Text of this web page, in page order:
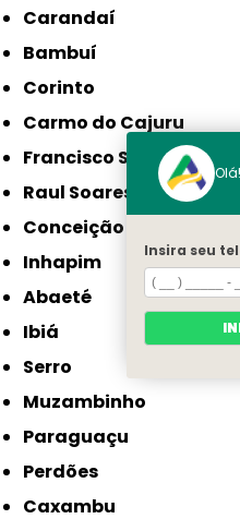
Carandaí
Bambuí
Corinto
Carmo do Cajuru
Francisco Sá
Raul Soares
Conceição do Mato
Inhapim
Abaeté
Ibiá
Serro
Muzambinho
Paraguaçu
Perdões
Caxambu
Insira seu